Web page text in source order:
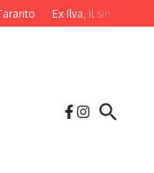
Ex Ilva, il sindaco di Taranto